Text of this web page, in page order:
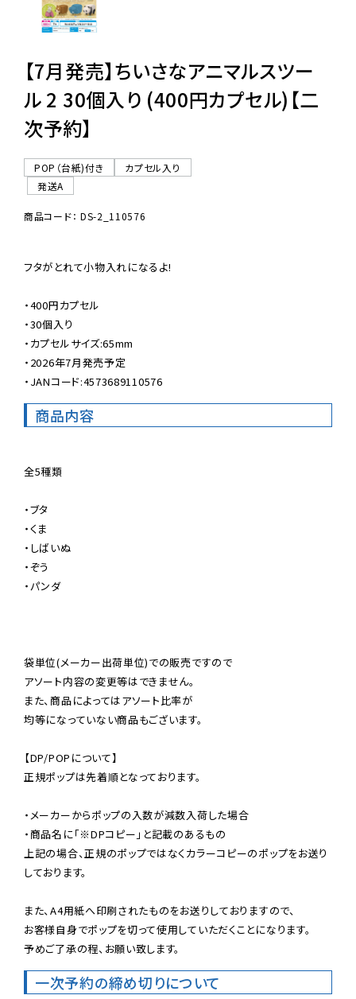
【7月発売】ちいさなアニマルスツー
ル 2 30個入り (400円カプセル)【二
次予約】
POP（台紙)付き
カプセル入り
発送A
商品コード： DS-2_110576
フタがとれて小物入れになるよ!
・400円カプセル
・30個入り
・カプセルサイズ:65mm
・2026年7月発売予定
・JANコード:4573689110576
商品内容
全5種類
・ブタ
・くま
・しばいぬ
・ぞう
・パンダ
袋単位(メーカー出荷単位)での販売ですので
アソート内容の変更等はできません。
また、商品によってはアソート比率が
均等になっていない商品もございます。
【DP/POPについて】
正規ポップは先着順となっております。
・メーカーからポップの入数が減数入荷した場合
・商品名に「※DPコピー」と記載のあるもの
上記の場合、正規のポップではなくカラーコピーのポップをお送り
しております。
また、A4用紙へ印刷されたものをお送りしておりますので、
お客様自身でポップを切って使用していただくことになります。
予めご了承の程、お願い致します。
一次予約の締め切りについて